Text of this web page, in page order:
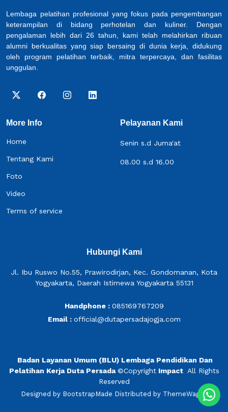
Lembaga pelatihan profesional yang fokus pada pengembangan
keterampilan di bidang perhotelan dan kuliner. Dengan
pengalaman lebih dari 26 tahun, kami telah melahirkan ribuan
alumni berkualitas yang siap bersaing di dunia kerja, didukung
oleh program pelatihan terbaik, mitra terpercaya, dan fasilitas
unggulan.
More Info
Home
Tentang Kami
Foto
Video
Terms of service
Pelayanan Kami
Senin s.d Juma'at
08.00 s.d 16.00
Hubungi Kami
Jl. Ibu Ruswo No.55, Prawirodirjan, Kec. Gondomanan, Kota
Yogyakarta, Daerah Istimewa Yogyakarta 55131
Handphone : 085169767209
Email : official@dutapersadajogja.com
Badan Layanan Umum (BLU) Lembaga Pendidikan Dan
Pelatihan Kerja Duta Persada ©Copyright Impact All Rights
Reserved
Designed by BootstrapMade Distributed by ThemeWagon